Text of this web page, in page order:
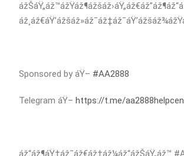
Sponsored by áŸ– #AA2888
Telegram áŸ– https://t.me/
áž“áž¶áŸ†áž˜áž€áž‡áž¼áž“ážŠáŸ„áž™